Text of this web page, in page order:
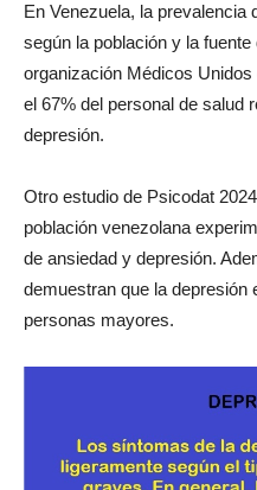
En Venezuela, la
según la población y la
organización Médicos
el 67% del personal de salud
depresión.
Otro estudio de Psicodat
población venezolana
de ansiedad y depresión.
demuestran que la
personas mayores.